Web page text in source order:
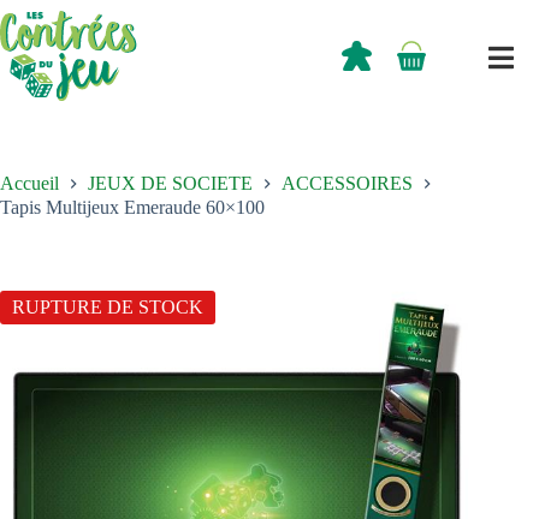
Passer
au
contenu
Panier
0,00
Accueil JEUX DE SOCIETE
ACCESSOIRES
Tapis Multijeux Emeraude 60×100
RUPTURE DE STOCK